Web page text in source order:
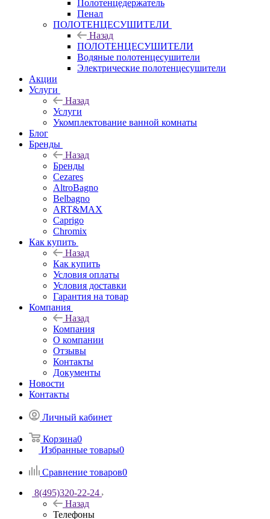
Полотенцедержатель
Пенал
ПОЛОТЕНЦЕСУШИТЕЛИ
Назад
ПОЛОТЕНЦЕСУШИТЕЛИ
Водяные полотенцесушители
Электрические полотенцесушители
Акции
Услуги
Назад
Услуги
Укомплектование ванной комнаты
Блог
Бренды
Назад
Бренды
Cezares
AltroBagno
Belbagno
ART&MAX
Caprigo
Chromix
Как купить
Назад
Как купить
Условия оплаты
Условия доставки
Гарантия на товар
Компания
Назад
Компания
О компании
Отзывы
Контакты
Документы
Новости
Контакты
Личный кабинет
Корзина0
Избранные товары0
Сравнение товаров0
8(495)320-22-24
Назад
Телефоны